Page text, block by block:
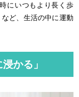
にいつもより長く歩
ど、生活の中に運動
かる」